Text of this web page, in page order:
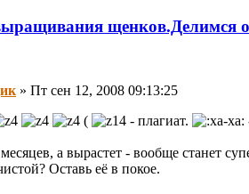
щенков.Делимся
» Пт сен 12, 2008 09:13:25
( - плагиат.
а вырастет - вообще станет
Оставь её в покое.